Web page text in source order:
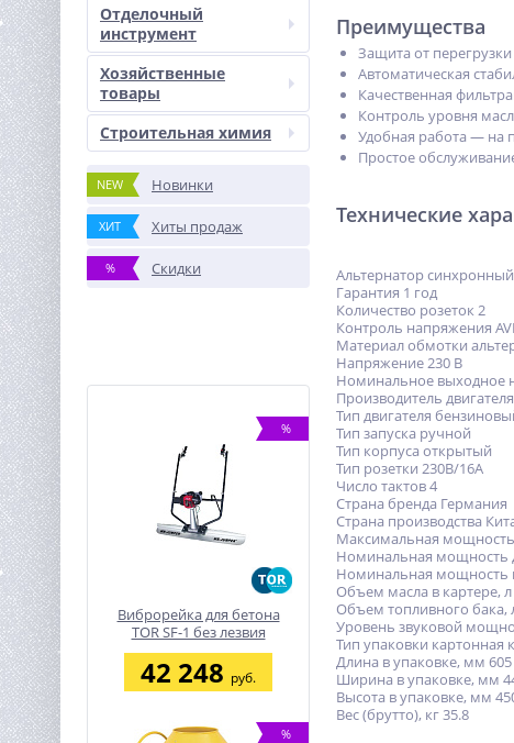
Отделочный
инструмент
Хозяйственные
товары
Строительная химия
NEW Новинки
ХИТ Хиты продаж
% Скидки
%
Виброрейка для бетона
TOR SF-1 без лезвия
42 248 руб.
%
Преимущества
Защита от
Автоматическая
Качественная
Контроль уровня
Удобная работа — на
Простое
Технические
Альтернатор синхронный
Гарантия 1 год
Количество розеток 2
Контроль напряжения
Материал обмотки
Напряжение 230 В
Номинальное выходное
Производитель
Тип двигателя
Тип запуска ручной
Тип корпуса открытый
Тип розетки 230В/16А
Число тактов 4
Страна бренда Германия
Страна производства
Максимальная мощность
Номинальная мощность
Номинальная мощность
Объем масла в картере, л
Объем топливного бака,
Уровень звуковой
Тип упаковки картонная
Длина в упаковке, мм 605
Ширина в упаковке, мм
Высота в упаковке, мм
Вес (брутто), кг 35.8